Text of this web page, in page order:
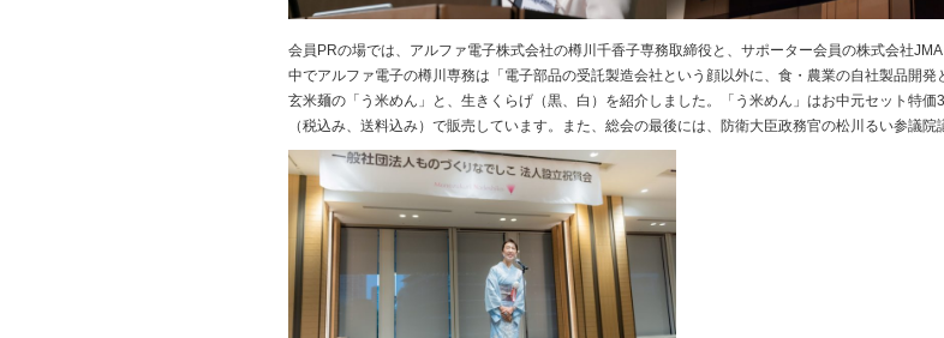
会員PRの場では、アルファ電子株式会社の樽川千香子専務取締役と、サポーター会員の株式会社
中でアルファ電子の樽川専務は「電子部品の受託製造会社という顔以外に、食・農業の自社製品開
玄米麺の「う米めん」と、生きくらげ（黒、白）を紹介しました。「う米めん」はお中元セット特
（税込み、送料込み）で販売しています。また、総会の最後には、防衛大臣政務官の松川るい参議院